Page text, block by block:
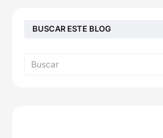
BUSCAR ESTE BLOG